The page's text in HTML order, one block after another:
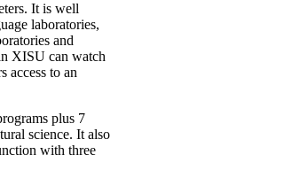
It is well
laboratories,
and
XISU can watch
access to an
plus 7
science. It also
with three